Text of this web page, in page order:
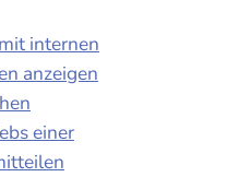
internen
anzeigen
einer